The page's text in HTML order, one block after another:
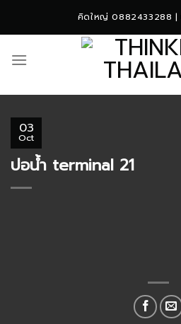
คิดใหญ่ 0882433288 |
03
Oct
บ่อน้ำ terminal 21